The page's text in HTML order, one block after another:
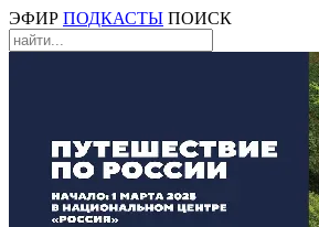
ЭФИР ПОДКАСТЫ ПОИСК